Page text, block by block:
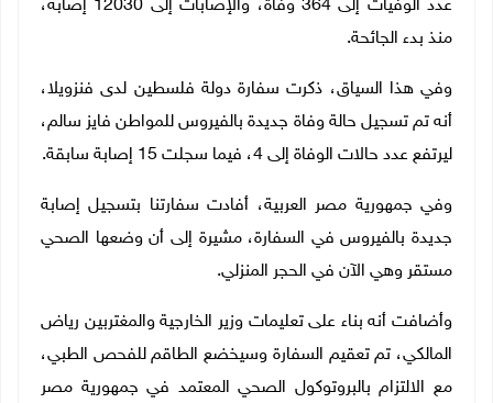
عدد الوفيات إلى 364 وفاة، والإصابات إلى 12030 إصابة،
منذ بدء الجائحة.
وفي هذا السياق، ذكرت سفارة دولة فلسطين لدى فنزويلا،
أنه تم تسجيل حالة وفاة جديدة بالفيروس للمواطن فايز سالم،
ليرتفع عدد حالات الوفاة إلى 4، فيما سجلت 15 إصابة سابقة.
وفي جمهورية مصر العربية، أفادت سفارتنا بتسجيل إصابة
جديدة بالفيروس في السفارة، مشيرة إلى أن وضعها الصحي
مستقر وهي الآن في الحجر المنزلي.
وأضافت أنه بناء على تعليمات وزير الخارجية والمغتربين رياض
المالكي، تم تعقيم السفارة وسيخضع الطاقم للفحص الطبي،
مع الالتزام بالبروتوكول الصحي المعتمد في جمهورية مصر